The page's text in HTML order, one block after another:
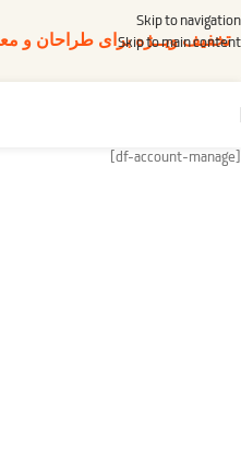
Skip to navigation
Skip to main content
تخفیف ویــژه برای طراحان و
[df-account-manage]